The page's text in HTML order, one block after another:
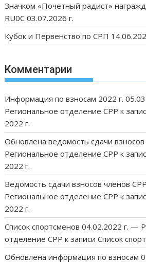
Значком «Почетный радист»
RU0C 03.07.2026 г.
Кубок и Первенство по СРП
Комментарии
Информация по взносам 2022 г.
Региональное отделение СРР к
2022 г.
Обновлена ведомость сдачи
Региональное отделение СРР к
2022 г.
Ведомость сдачи взносов членов
Региональное отделение СРР к
2022 г.
Список спортсменов 04.02.2022 г. —
отделение СРР к записиСписок
Обновлена информация по взносам